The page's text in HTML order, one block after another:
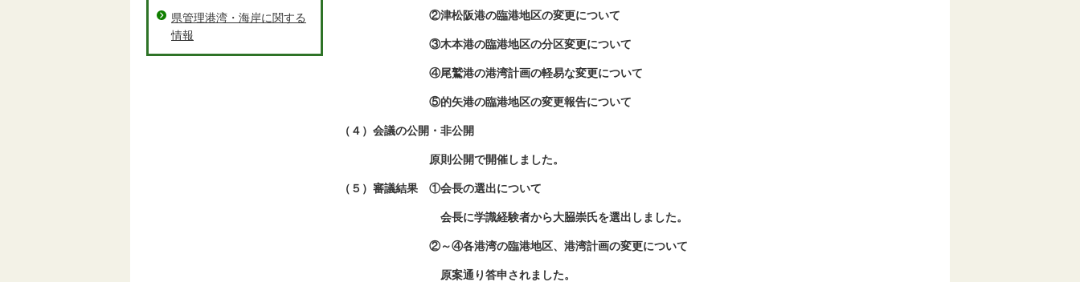
②津松阪港の臨港地区の変更について
③木本港の臨港地区の分区変更について
④尾鷲港の港湾計画の軽易な変更について
⑤的矢港の臨港地区の変更報告について
（４）会議の公開・非公開
原則公開で開催しました。
（５）審議結果 ①会長の選出について
会長に学識経験者から大𦚰崇氏を選出しました。
②～④各港湾の臨港地区、港湾計画の変更について
原案通り答申されました。
県管理港湾・海岸に関する
情報